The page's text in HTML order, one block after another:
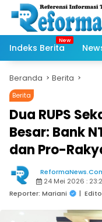
Langsung
konten
Indeks Berita
Beranda Berita
Berita
Dua RUPS
Besar: Bank
dan Pro-
24 Mei 2026 :
Reporter: Mariani
|